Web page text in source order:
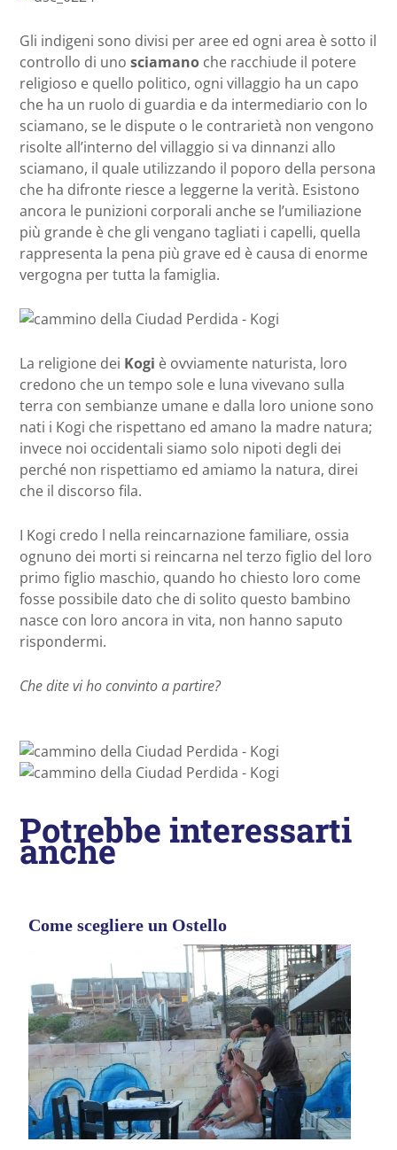
Gli indigeni sono divisi per aree ed ogni area è sotto il
controllo di uno sciamano che racchiude il potere
religioso e quello politico, ogni villaggio ha un capo
che ha un ruolo di guardia e da intermediario con lo
sciamano, se le dispute o le contrarietà non vengono
risolte all’interno del villaggio si va dinnanzi allo
sciamano, il quale utilizzando il poporo della persona
che ha difronte riesce a leggerne la verità. Esistono
ancora le punizioni corporali anche se l’umiliazione
più grande è che gli vengano tagliati i capelli, quella
rappresenta la pena più grave ed è causa di enorme
vergogna per tutta la famiglia.
La religione dei Kogi è ovviamente naturista, loro
credono che un tempo sole e luna vivevano sulla
terra con sembianze umane e dalla loro unione sono
nati i Kogi che rispettano ed amano la madre natura;
invece noi occidentali siamo solo nipoti degli dei
perché non rispettiamo ed amiamo la natura, direi
che il discorso fila.
I Kogi credo l nella reincarnazione familiare, ossia
ognuno dei morti si reincarna nel terzo figlio del loro
primo figlio maschio, quando ho chiesto loro come
fosse possibile dato che di solito questo bambino
nasce con loro ancora in vita, non hanno saputo
rispondermi.
Che dite vi ho convinto a partire?
Potrebbe interessarti
anche
Come scegliere un Ostello